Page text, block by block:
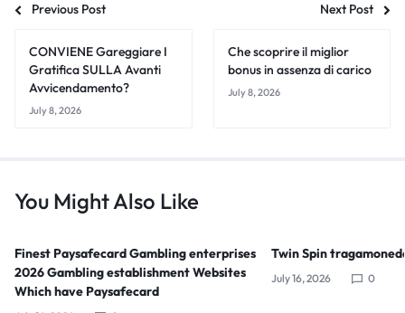
Previous Post Next Post
CONVIENE Gareggiare I
Gratifica SULLA Avanti
Avvicendamento?
July 8, 2026
Che scoprire il miglior
bonus in assenza di carico
July 8, 2026
You Might Also Like
Finest Paysafecard Gambling enterprises
2026 Gambling establishment Websites
Which have Paysafecard
Twin Spin
July 16, 2026 0